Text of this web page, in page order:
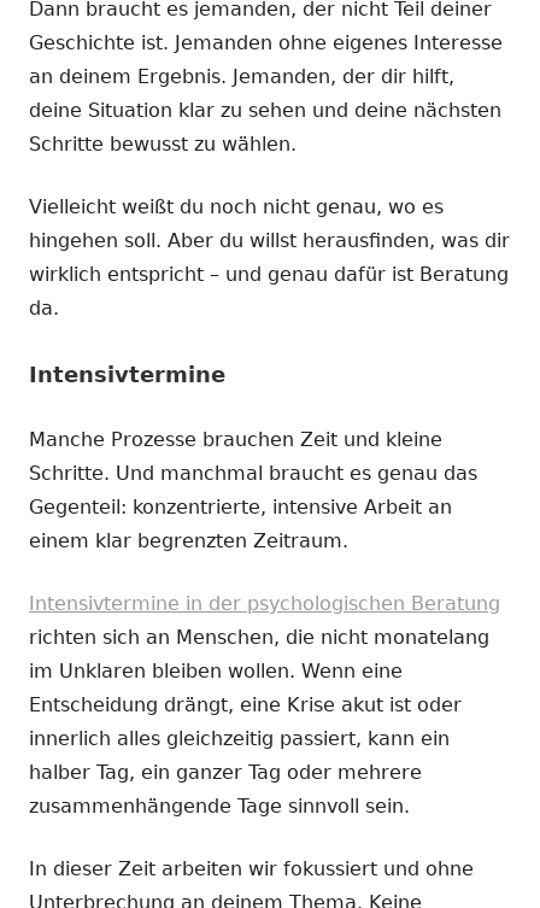
Dann braucht es jemanden, der nicht Teil deiner
Geschichte ist. Jemanden ohne eigenes Interesse
an deinem Ergebnis. Jemanden, der dir hilft,
deine Situation klar zu sehen und deine nächsten
Schritte bewusst zu wählen.
Vielleicht weißt du noch nicht genau, wo es
hingehen soll. Aber du willst herausfinden, was dir
wirklich entspricht – und genau dafür ist Beratung
da.
Intensivtermine
Manche Prozesse brauchen Zeit und kleine
Schritte. Und manchmal braucht es genau das
Gegenteil: konzentrierte, intensive Arbeit an
einem klar begrenzten Zeitraum.
Intensivtermine in der psychologischen Beratung
richten sich an Menschen, die nicht monatelang
im Unklaren bleiben wollen. Wenn eine
Entscheidung drängt, eine Krise akut ist oder
innerlich alles gleichzeitig passiert, kann ein
halber Tag, ein ganzer Tag oder mehrere
zusammenhängende Tage sinnvoll sein.
In dieser Zeit arbeiten wir fokussiert und ohne
Unterbrechung an deinem Thema. Keine